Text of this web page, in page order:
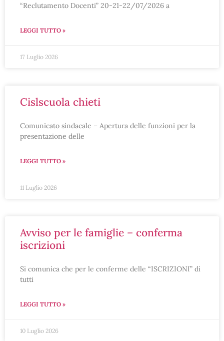
“Reclutamento Docenti” 20-21-22/07/2026 a
LEGGI TUTTO »
17 Luglio 2026
cislscuola chieti
Comunicato sindacale – Apertura delle funzioni per la
presentazione delle
LEGGI TUTTO »
11 Luglio 2026
avviso per le famiglie – conferma
iscrizioni
Si comunica che per le conferme delle “ISCRIZIONI” di
tutti
LEGGI TUTTO »
10 Luglio 2026